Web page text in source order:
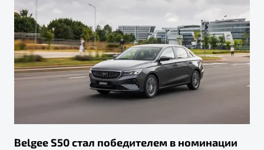
Belgee S50 стал победителем в номинации